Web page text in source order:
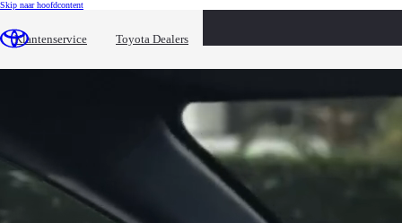
Skip naar hoofdcontent(Klik enter)
Klantenservice Toyota Dealers